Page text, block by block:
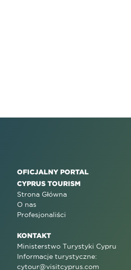
OFICJALNY PORTAL
CYPRUS TOURISM
Strona Główna
O nas
Profesjonaliści
KONTAKT
Ministerstwo Turystyki Cypru
Informacje turystyczne:
cytour@visitcyprus.com